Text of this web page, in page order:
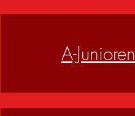
A-Junioren